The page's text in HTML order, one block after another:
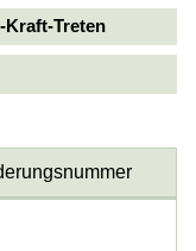
Kraft-Treten